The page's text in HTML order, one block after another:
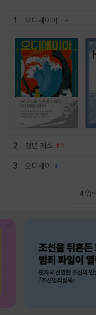
1 오디세이아
2 청년 패스 8
3 오디세이 1
4위